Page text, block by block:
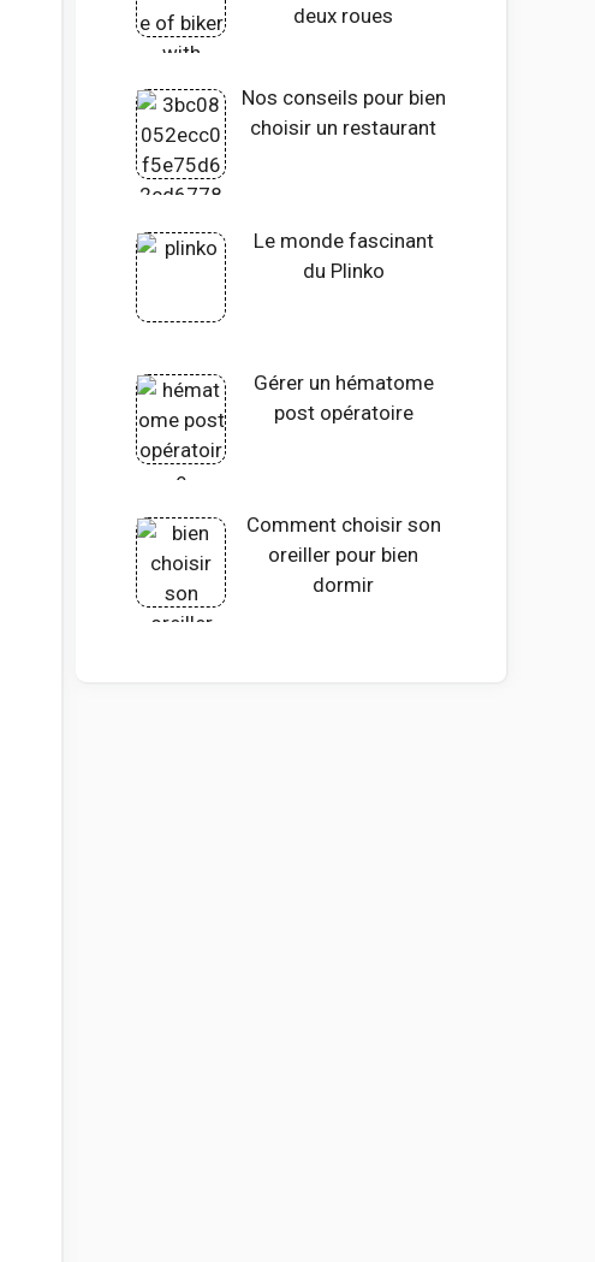
deux roues
Nos conseils pour bien
choisir un restaurant
Le monde fascinant
du Plinko
Gérer un hématome
post opératoire
Comment choisir son
oreiller pour bien
dormir